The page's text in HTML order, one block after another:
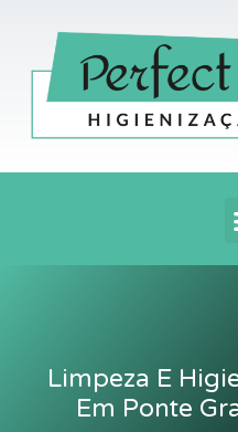
conteúdo
Limpeza E
Em Ponte